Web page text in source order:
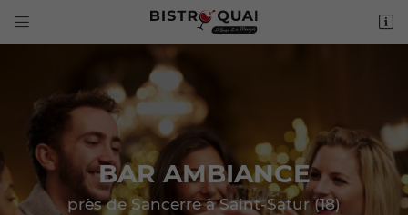
 
BAR AMBIANCE
près de Sancerre à Saint-Satur (18)